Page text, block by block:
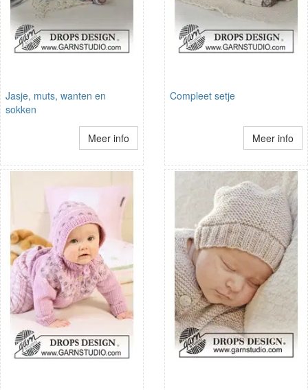
Jasje, muts, wanten en
sokken
Meer info
Compleet setje
Meer info